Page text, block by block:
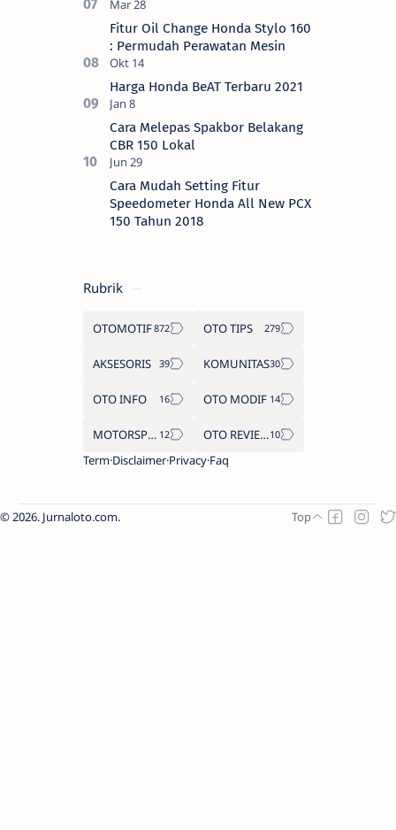
Fitur Oil Change Honda Stylo 160
: Permudah Perawatan Mesin
Harga Honda BeAT Terbaru 2021
Cara Melepas Spakbor Belakang
CBR 150 Lokal
Cara Mudah Setting Fitur
Speedometer Honda All New PCX
150 Tahun 2018
Rubrik
OTOMOTIF OTO TIPS
AKSESORIS KOMUNITAS
OTO INFO OTO MODIF
MOTORSPORT
OTO REVIEW
Term Disclaimer Privacy Faq
2026. Jurnaloto.com.